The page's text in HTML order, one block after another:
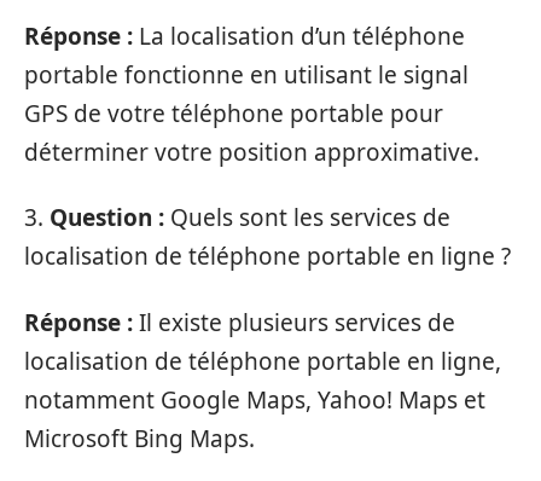
Réponse : La localisation d’un téléphone
portable fonctionne en utilisant le signal
GPS de votre téléphone portable pour
déterminer votre position approximative.
3. Question : Quels sont les services de
localisation de téléphone portable en ligne ?
Réponse :Il existe plusieurs services de
localisation de téléphone portable en ligne,
notamment Google Maps, Yahoo! Maps et
Microsoft Bing Maps.